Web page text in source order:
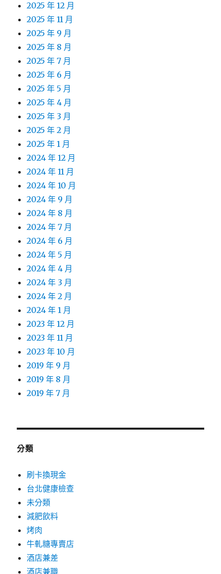
2025 年 12 月
2025 年 11 月
2025 年 9 月
2025 年 8 月
2025 年 7 月
2025 年 6 月
2025 年 5 月
2025 年 4 月
2025 年 3 月
2025 年 2 月
2025 年 1 月
2024 年 12 月
2024 年 11 月
2024 年 10 月
2024 年 9 月
2024 年 8 月
2024 年 7 月
2024 年 6 月
2024 年 5 月
2024 年 4 月
2024 年 3 月
2024 年 2 月
2024 年 1 月
2023 年 12 月
2023 年 11 月
2023 年 10 月
2019 年 9 月
2019 年 8 月
2019 年 7 月
分類
刷卡換現金
台北健康檢查
未分類
減肥飲料
烤肉
牛軋糖專賣店
酒店兼差
酒店兼職